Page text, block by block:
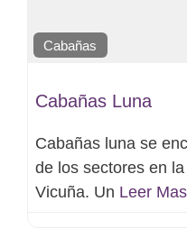
Cabañas
Cabañas Luna
Cabañas luna se
de los sectores en
Vicuña. Un Leer